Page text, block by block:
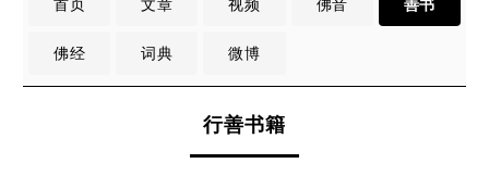
首页 文章 视频 佛音 善书
佛经 词典 微博
行善书籍